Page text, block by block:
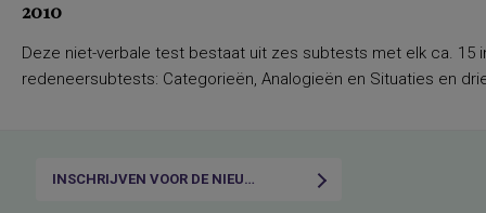
2010
Deze niet-verbale test bestaat uit zes subtests met elk ca. 15
redeneersubtests: Categorieën, Analogieën en Situaties en
INSCHRIJVEN VOOR DE NIEUWSBRIEF